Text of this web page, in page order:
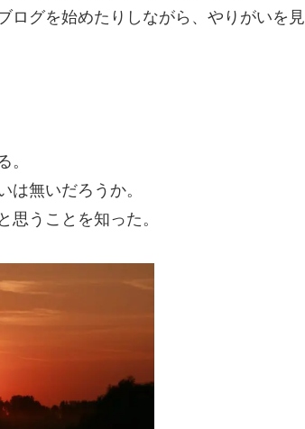
ログを始めたりしながら、やりがいを見
。
は無いだろうか。
思うことを知った。